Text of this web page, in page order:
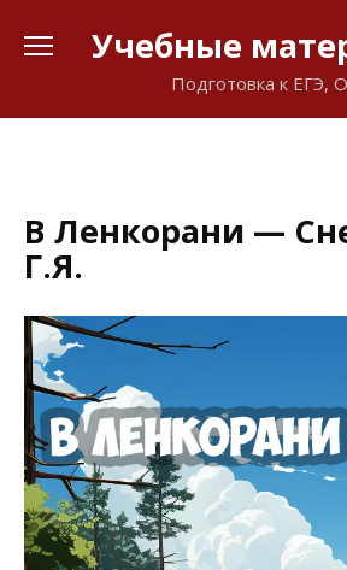
Учебные
Подготовка к ЕГЭ,
В Ленкорани —
Г.Я.